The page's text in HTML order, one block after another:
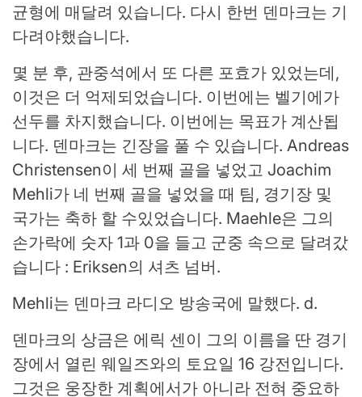
균형에 매달려 있습니다. 다시 한번 덴마크는 기
다려야했습니다.
몇 분 후, 관중석에서 또 다른 포효가 있었는데,
이것은 더 억제되었습니다. 이번에는 벨기에가
선두를 차지했습니다. 이번에는 목표가 계산됩
니다. 덴마크는 긴장을 풀 수 있습니다. Andreas
Christensen이 세 번째 골을 넣었고 Joachim
Mehli가 네 번째 골을 넣었을 때 팀, 경기장 및
국가는 축하 할 수있었습니다. Maehle은 그의
손가락에 숫자 1과 0을 들고 군중 속으로 달려갔
습니다 : Eriksen의 셔츠 넘버.
Mehli는 덴마크 라디오 방송국에 말했다. d.
덴마크의 상금은 에릭 센이 그의 이름을 딴 경기
장에서 열린 웨일즈와의 토요일 16 강전입니다.
그것은 웅장한 계획에서가 아니라 전혀 중요하